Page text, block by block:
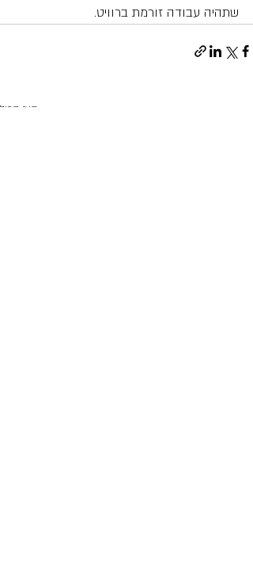
שתהיה עבודה זורמת ברוויט.
הצג הכול